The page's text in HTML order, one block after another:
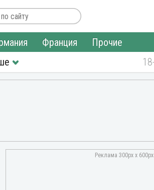
Франция
Прочие